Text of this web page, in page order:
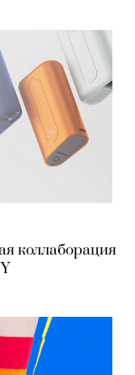
коллаборация